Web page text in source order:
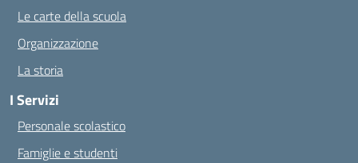
Le carte della scuola
Organizzazione
La storia
I Servizi
Personale scolastico
Famiglie e studenti